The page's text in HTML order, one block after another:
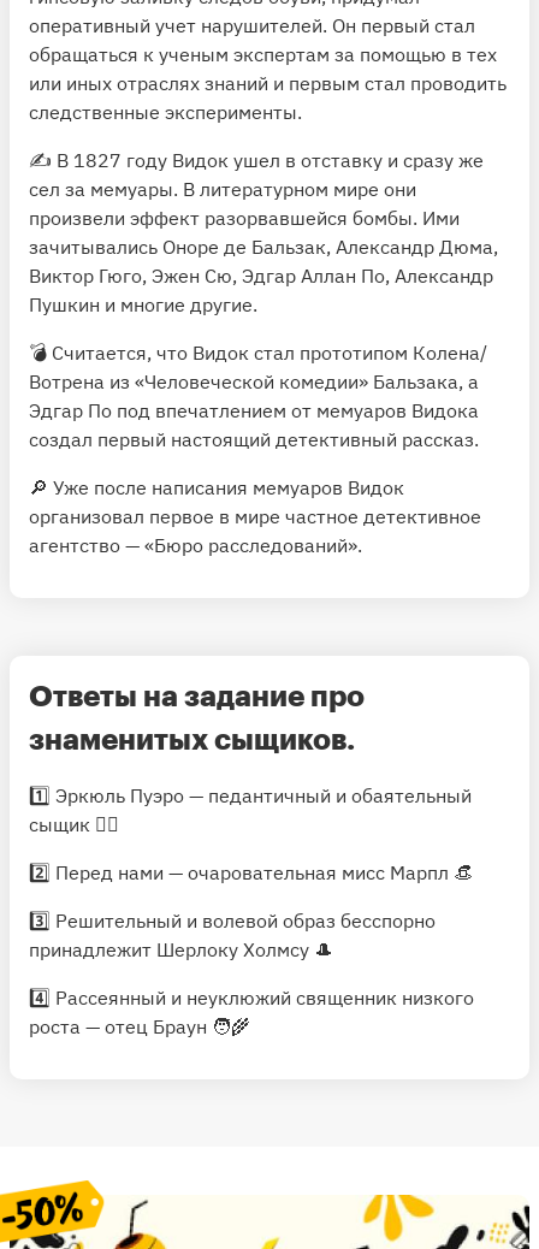
оперативный учет нарушителей. Он первый стал
обращаться к ученым экспертам за помощью в тех
или иных отраслях знаний и первым стал проводить
следственные эксперименты.
✍️ В 1827 году Видок ушел в отставку и сразу же
сел за мемуары. В литературном мире они
произвели эффект разорвавшейся бомбы. Ими
зачитывались Оноре де Бальзак, Александр Дюма,
Виктор Гюго, Эжен Сю, Эдгар Аллан По, Александр
Пушкин и многие другие.
💣 Считается, что Видок стал прототипом Колена/
Вотрена из «Человеческой комедии» Бальзака, а
Эдгар По под впечатлением от мемуаров Видока
создал первый настоящий детективный рассказ.
🔎 Уже после написания мемуаров Видок
организовал первое в мире частное детективное
агентство — «Бюро расследований».
Ответы на задание про
знаменитых сыщиков.
1️⃣ Эркюль Пуэро — педантичный и обаятельный
сыщик 🕵️‍♂️
2️⃣ Перед нами — очаровательная мисс Марпл 👒
3️⃣ Решительный и волевой образ бесспорно
принадлежит Шерлоку Холмсу 🎩
4️⃣ Рассеянный и неуклюжий священник низкого
роста — отец Браун 🧑‍🌾